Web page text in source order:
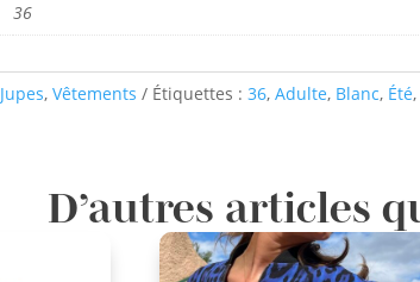
36
Jupes,Vêtements Étiquettes :36,Adulte, Blanc, Été,
D’autres articles